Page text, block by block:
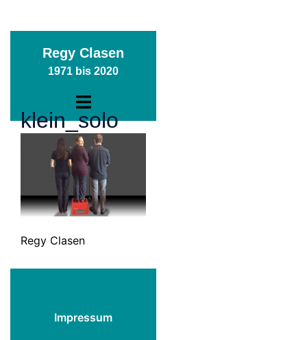
springen
Regy Clasen
1971 bis 2020
Menü
umschalten
klein_solo
Regy Clasen
Impressum